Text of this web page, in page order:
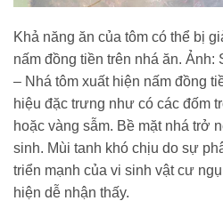
Khả năng ăn của tôm có thể bị
nấm đồng tiền trên nhá ăn. Ảnh:
– Nhá tôm xuất hiện nấm đồng
hiệu đặc trưng như có các đốm
hoặc vàng sẫm. Bề mặt nhá trở
sinh. Mùi tanh khó chịu do sự
triển mạnh của vi sinh vật cư
hiện dễ nhận thấy.